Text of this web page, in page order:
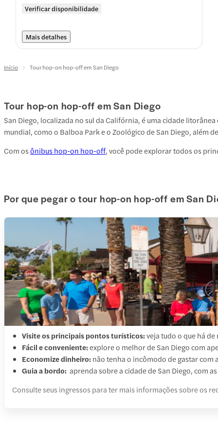
Verificar disponibilidade
Mais detalhes
Início Tour hop-on hop-off em San Diego
Tour hop-on hop-off em San Diego
San Diego, localizada no sul da Califórnia, é uma cidade
mundial, como o Balboa Park e o Zoológico de San Diego, além
Com osônibus hop-on hop-off, você pode explorar todos os
Por que pegar o tour hop-on hop-off em San
Visite os principais pontos turísticos:veja tudo o que há
Fácil e conveniente:explore o melhor de San Diego com
Economize dinheiro: não tenha o incômodo de gastar
Guia a bordo: aprenda sobre a cidade de San Diego, com
Consulte seus ingressos para ter mais informações sobre os